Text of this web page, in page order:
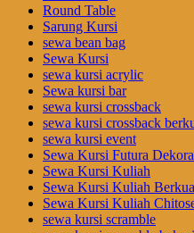
Round Table
Sarung Kursi
sewa bean bag
Sewa Kursi
sewa kursi acrylic
Sewa kursi bar
sewa kursi crossback
sewa kursi crossback
sewa kursi event
Sewa Kursi Futura
Sewa Kursi Kuliah
Sewa Kursi Kuliah
Sewa Kursi Kuliah
sewa kursi scramble